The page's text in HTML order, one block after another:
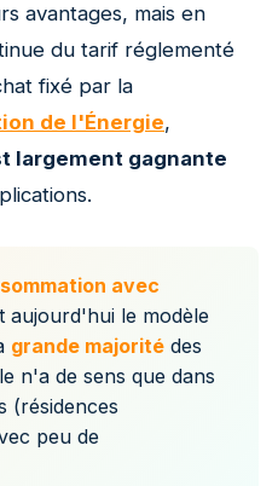
avantages, mais en
du tarif réglementé
fixé par la
de l'Énergie,
largement gagnante
avec
aujourd'hui le modèle
grande majorité des
n'a de sens que dans
(résidences
peu de